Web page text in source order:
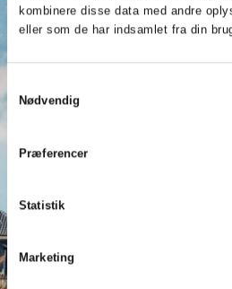
kombinere disse data med andre
eller som de har indsamlet fra din
Nødvendig
Præferencer
Statistik
Marketing